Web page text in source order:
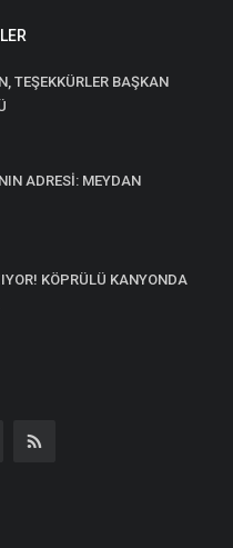
TEŞEKKÜRLER BAŞKAN
ADRESİ: MEYDAN
KÖPRÜLÜ KANYONDA